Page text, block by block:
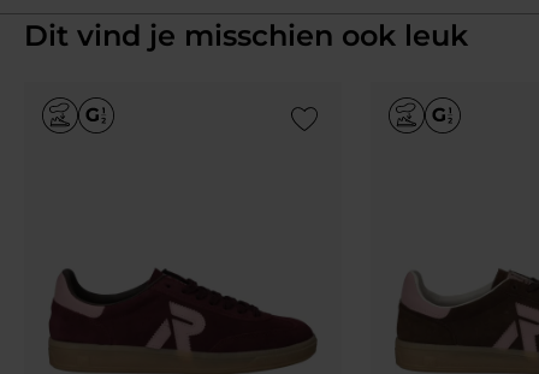
Dit vind je misschien ook leuk
Add to Wishlist